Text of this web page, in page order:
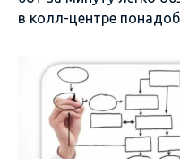
в колл-центре